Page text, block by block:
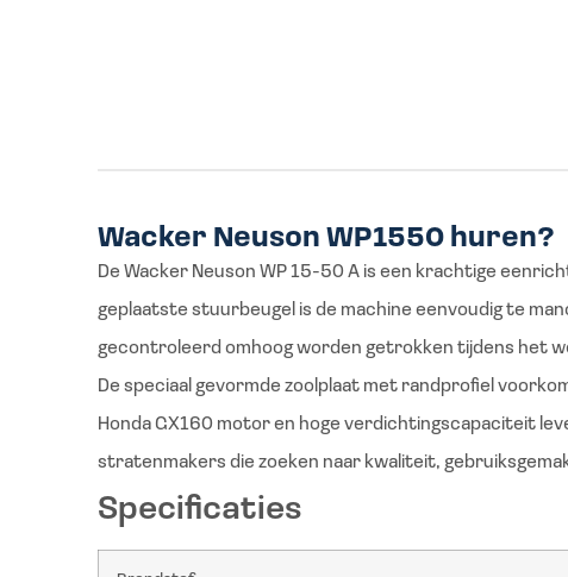
Wacker Neuson WP1550 huren?
De Wacker Neuson WP 15-50 A is een krachtige
geplaatste stuurbeugel is de machine eenvoudig te
gecontroleerd omhoog worden getrokken tijdens het
De speciaal gevormde zoolplaat met randprofiel
Honda GX160 motor en hoge verdichtingscapaciteit
stratenmakers die zoeken naar kwaliteit,
Specificaties